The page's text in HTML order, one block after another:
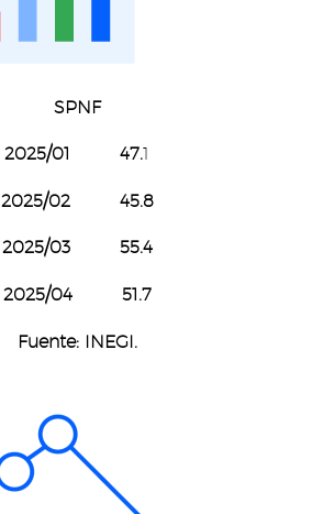
SPNF
2025/01 47.1
2025/02 45.8
2025/03 55.4
2025/04 51.7
Fuente: INEGI.